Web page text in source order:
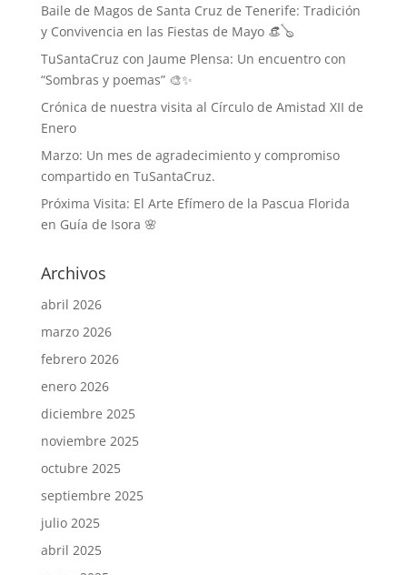
Baile de Magos de Santa Cruz de Tenerife: Tradición
y Convivencia en las Fiestas de Mayo 👒🪕
TuSantaCruz con Jaume Plensa: Un encuentro con
“Sombras y poemas” 🎨✨
Crónica de nuestra visita al Círculo de Amistad XII de
Enero
Marzo: Un mes de agradecimiento y compromiso
compartido en TuSantaCruz.
Próxima Visita: El Arte Efímero de la Pascua Florida
en Guía de Isora 🌸
Archivos
abril 2026
marzo 2026
febrero 2026
enero 2026
diciembre 2025
noviembre 2025
octubre 2025
septiembre 2025
julio 2025
abril 2025